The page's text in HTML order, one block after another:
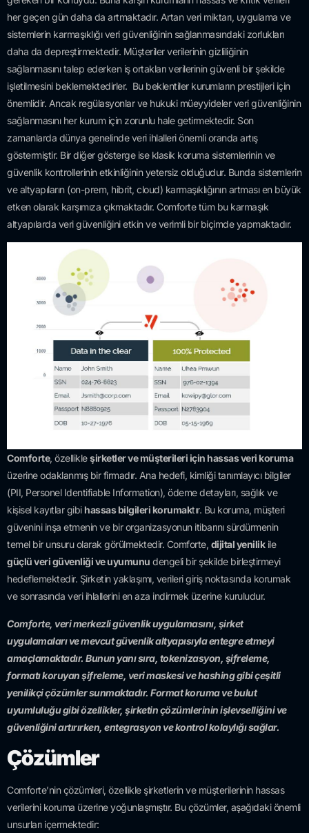
her geçen gün daha da artmaktadır. Artan veri miktarı, uygulama ve
sistemlerin karmaşıklığı veri güvenliğinin sağlanmasındaki zorlukları
daha da depreştirmektedir. Müşteriler verilerinin gizliliğinin
sağlanmasını talep ederken iş ortakları verilerinin güvenli bir şekilde
işletilmesini beklemektedirler. Bu beklentiler kurumların prestijleri için
önemlidir. Ancak regülasyonlar ve hukuki müeyyideler veri güvenliğinin
sağlanmasını her kurum için zorunlu hale getirmektedir. Son
zamanlarda dünya genelinde veri ihlalleri önemli oranda artış
göstermiştir. Bir diğer gösterge ise klasik koruma sistemlerinin ve
güvenlik kontrollerinin etkinliğinin yetersiz olduğudur. Bunda sistemlerin
ve altyapıların (on-prem, hibrit, cloud) karmaşıklığının artması en büyük
etken olarak karşımıza çıkmaktadır. Comforte tüm bu karmaşık
altyapılarda veri güvenliğini etkin ve verimli bir biçimde yapmaktadır.
Comforte, özellikleşirketler ve müşterileriiçin hassas veri koruma
üzerine odaklanmış bir firmadır. Ana hedefi, kimliği tanımlayıcı bilgiler
(PII, Personel Identifiable Information), ödeme detayları, sağlık ve
kişisel kayıtlar gibi hassas bilgileri korumaktır. Bu koruma, müşteri
güvenini inşa etmenin ve bir organizasyonun itibarını sürdürmenin
temel bir unsuru olarak görülmektedir. Comforte, dijital yenilikile
güçlü veri güvenliği ve uyumunu dengeli bir şekilde birleştirmeyi
hedeflemektedir. Şirketin yaklaşımı, verileri giriş noktasında korumak
ve sonrasında veri ihlallerini en aza indirmek üzerine kuruludur.
Comforte, veri merkezli güvenlik uygulamasını, şirket
uygulamaları ve mevcut güvenlik altyapısıyla entegre etmeyi
amaçlamaktadır. Bunun yanı sıra, tokenizasyon, şifreleme,
formatı koruyan şifreleme, veri maskesi ve hashing gibi çeşitli
yenilikçi çözümler sunmaktadır. Format koruma ve bulut
uyumluluğu gibi özellikler, şirketin çözümlerinin işlevselliğini ve
güvenliğini artırırken, entegrasyon ve kontrol kolaylığı sağlar.
Çözümler
Comforte’nin çözümleri, özellikle şirketlerin ve müşterilerinin hassas
verilerini koruma üzerine yoğunlaşmıştır. Bu çözümler, aşağıdaki önemli
unsurları içermektedir: